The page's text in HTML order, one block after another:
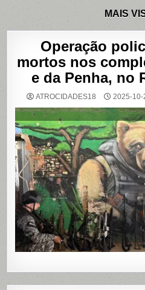
MAIS
Operação
mortos nos
e da Penha, no
ATROCIDADES18 2025-10-